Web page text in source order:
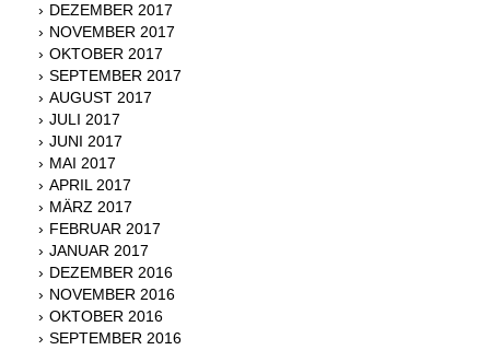
DEZEMBER 2017
NOVEMBER 2017
OKTOBER 2017
SEPTEMBER 2017
AUGUST 2017
JULI 2017
JUNI 2017
MAI 2017
APRIL 2017
MÄRZ 2017
FEBRUAR 2017
JANUAR 2017
DEZEMBER 2016
NOVEMBER 2016
OKTOBER 2016
SEPTEMBER 2016